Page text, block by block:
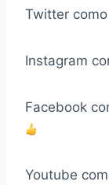
Twitter
Instagram
Facebook
Youtube